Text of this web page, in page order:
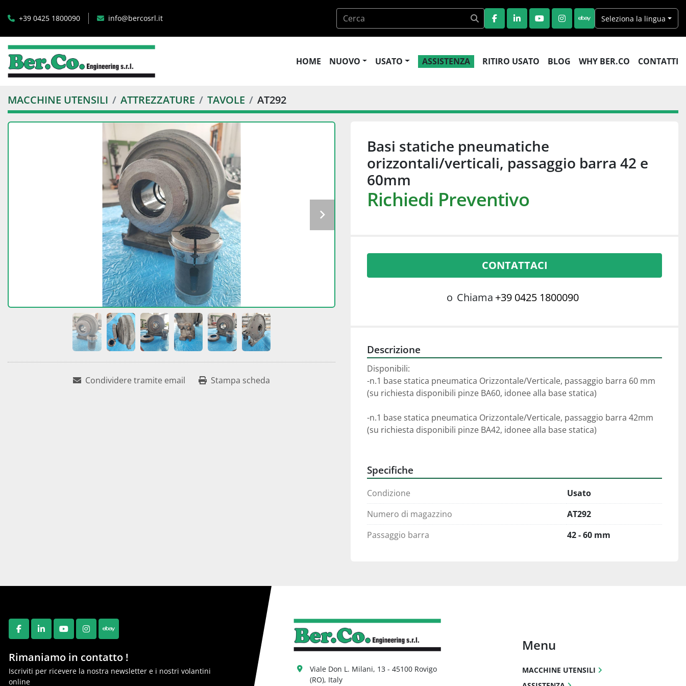
+39 0425 1800090 info@bercosrl.it FACEBOOK
LINKEDINYOUTUBEINSTAGRAM
EBAYSeleziona la lingua
HOME NUOVO USATO ASSISTENZA RITIRO USATO BLOG WHY BER.CO CONTATTI
MACCHINE UTENSILI ATTREZZATURE TAVOLE AT292
Condividere tramite email Stampa scheda
Basi statiche pneumatiche
orizzontali/verticali, passaggio barra 42 e
60mm
Richiedi Preventivo
CONTATTACI
o Chiama +39 0425 1800090
Descrizione
Disponibili:
-n.1 base statica pneumatica Orizzontale/Verticale, passaggio barra 60 mm
(su richiesta disponibili pinze BA60, idonee alla base statica)
-n.1 base statica pneumatica Orizzontale/Verticale, passaggio barra 42mm
(su richiesta disponibili pinze BA42, idonee alla base statica)
Specifiche
Condizione
Usato
Numero di magazzino
AT292
Passaggio barra
42 - 60 mm
FACEBOOK
LINKEDINYOUTUBEINSTAGRAM
EBAY
Rimaniamo in contatto !
Iscriviti per ricevere la nostra newsletter e i nostri volantini
online
Viale Don L. Milani, 13 - 45100 Rovigo
(RO), Italy
Menu
MACCHINE UTENSILI